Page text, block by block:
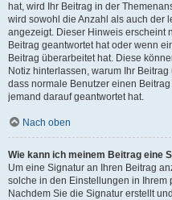
hat, wird Ihr Beitrag in der
wird sowohl die Anzahl als auch der
angezeigt. Dieser Hinweis erscheint
Beitrag geantwortet hat oder wenn
Beitrag überarbeitet hat. Diese
Notiz hinterlassen, warum Ihr
dass normale Benutzer einen
jemand darauf geantwortet hat.
Nach oben
Wie kann ich meinem Beitrag eine
Um eine Signatur an Ihren Beitrag
solche in den Einstellungen in
Nachdem Sie die Signatur erstellt